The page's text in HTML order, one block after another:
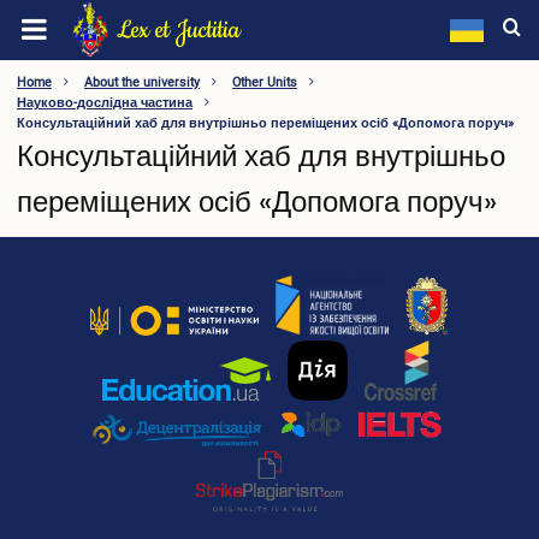
Skip
main
content
Lex et Juctitia
LEONID YUZKOV KHMELNYTSKYI UNIVERSITY OF
MANAGEMENT AND LAW
About the university
Information about the university
Видатні особистості
Supervisory Board
Labor Collective Conference
Trade Union
Faculties
Home About the university
Other Units
Науково-дослідна частина
Консультаційний хаб для внутрішньо переміщених осіб «Допомога поруч»
Консультаційний хаб для внутрішньо
переміщених осіб «Допомога поруч»